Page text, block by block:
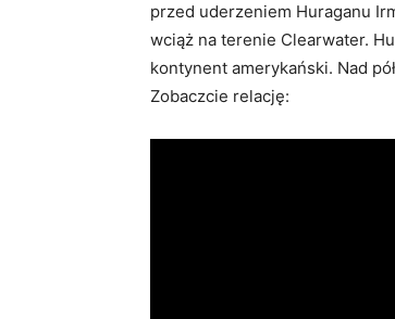
przed uderzeniem Huraganu
wciąż na terenie Clearwater.
kontynent amerykański. Nad
Zobaczcie relację: